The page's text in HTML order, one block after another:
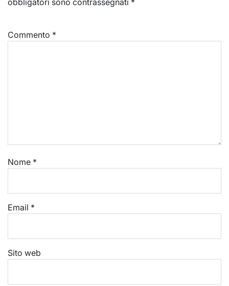
Commento *
Nome *
Email *
Sito web